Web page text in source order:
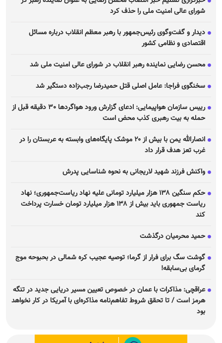
شورای عالی امنیت ملی را حذف کرد
دیدار و گفت‌وگوی رئیس‌جمهور با رهبر معظم انقلاب درباره مسائل
اقتصادی و نظامی کشور
محسن رضایی نماینده رهبر انقلاب در شورای عالی امنیت ملی شد
سخنگوی فراجا: عامل اصلی قتل حمیدرضا رجب‌زاده دستگیر شد
رییس سازمان هواپیمایی: ادعای گزارش ورود هواگرد‌ها ٣٠ دقیقه قبل از
حمله به بیت رهبری کذب محض است
انصارالله یمن با بیش از ۲۰ موشک پایگاه‌های وابسته به عربستان را در
غرب تعز هدف قرار داد
واکنش فرزند شهید لاریجانی به نحوه شناسایی پدرش
حکم سنگین ۱۳۸ هزار میلیارد تومانی علیه نهاد ریاست‌جمهوری؛ نهاد
ریاست جمهوری باید بیش از ۱۳۸ هزار میلیارد تومان خسارت پرداخت
کند
حمید محرمیان درگذشت
گوشت سگ برای فرار از گرما؛ توصیه عجیب کره شمالی در بحبوحه موج
گرمای بی‌سابقه!
عراقچی: مذاکرات با عمان در خصوص تعیین مسیر دریایی جدید در تنگه
هرمز است / تا تحقق شروط تفاهم‌نامه مذاکره‌ای با آمریکا در کار نخواهد
بود